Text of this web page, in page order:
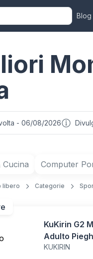
Blog
- 06/08/2026
Cucina Computer
libero Categorie
KUKIRIN
KuKirin G2
Adulto
15.6Ah,